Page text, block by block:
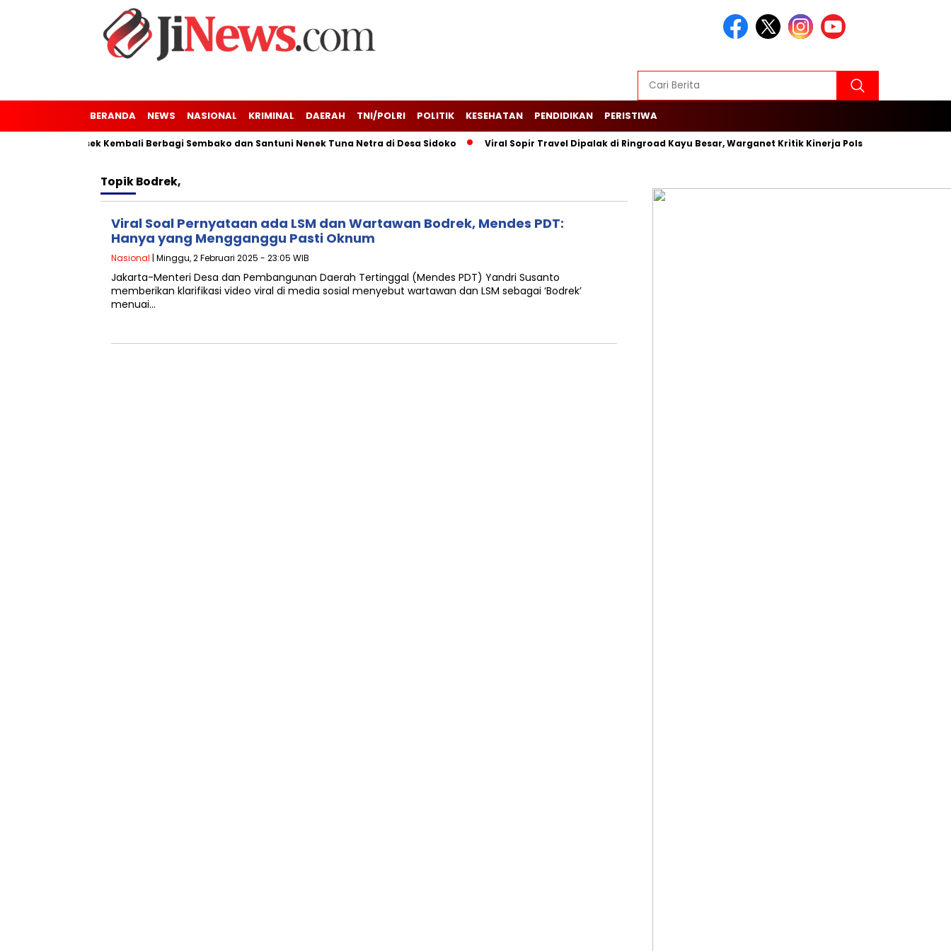
BERANDA NEWS NASIONAL KRIMINAL DAERAH TNI/POLRI POLITIK KESEHATAN PENDIDIKAN PERISTIWA
Kaler-Kresek Kembali Berbagi Sembako dan Santuni Nenek Tuna Netra di Desa Sidoko Viral Sopir Travel Dipalak di Ringroad Kayu Besar, Warganet Kritik Kinerja Polsek Cengkareng
TopikBodrek,
Viral Soal Pernyataan ada LSM dan Wartawan Bodrek, Mendes PDT:
Hanya yang Mengganggu Pasti Oknum
Nasional | Minggu, 2 Februari 2025 - 23:05 WIB
Jakarta-Menteri Desa dan Pembangunan Daerah Tertinggal (Mendes PDT) Yandri Susanto
memberikan klarifikasi video viral di media sosial menyebut wartawan dan LSM sebagai ‘Bodrek’
menuai…